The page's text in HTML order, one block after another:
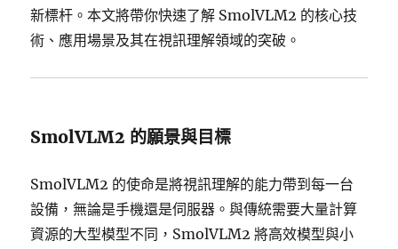
新標杆。本文將帶你快速了解 SmolVLM2 的核心技
術、應用場景及其在視訊理解領域的突破。
SmolVLM2 的願景與目標
SmolVLM2 的使命是將視訊理解的能力帶到每一台
設備，無論是手機還是伺服器。與傳統需要大量計算
資源的大型模型不同，SmolVLM2 將高效模型與小